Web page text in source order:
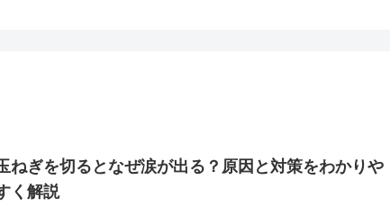
ねぎを切るとなぜ涙が出る？原因と対策をわかりや
く解説